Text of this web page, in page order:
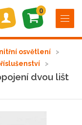
0
osvětlení
dvou lišt